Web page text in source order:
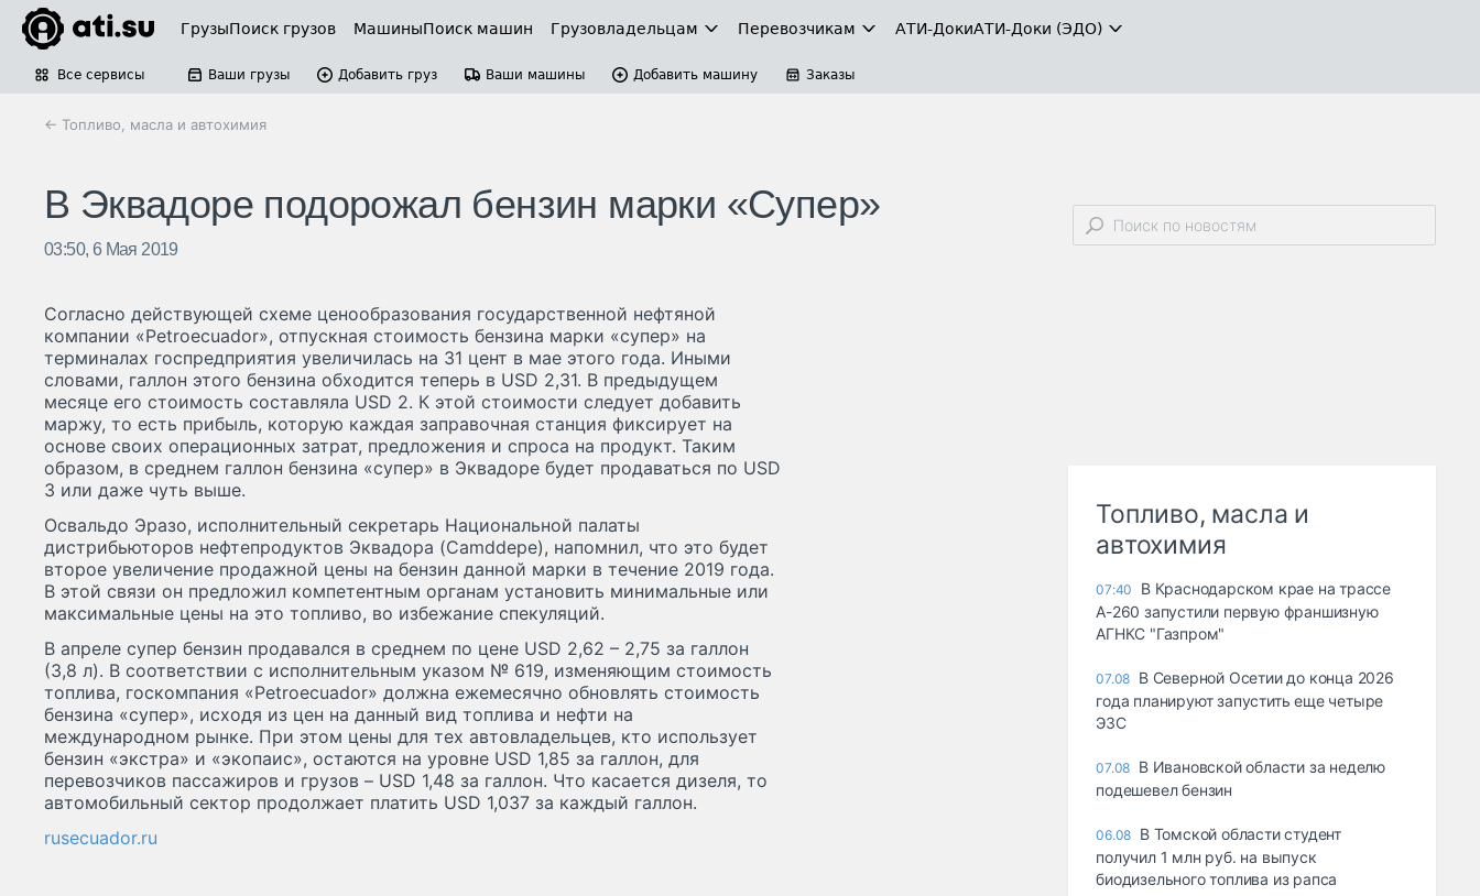
ГрузыПоиск грузов МашиныПоиск машин Грузовладельцам Перевозчикам АТИ-ДокиАТИ-Доки (ЭДО)
Все сервисы Ваши грузы Добавить груз Ваши машины Добавить машину Заказы
← Топливо, масла и автохимия
В Эквадоре подорожал бензин марки «Супер»
03:50, 6 Мая 2019
Согласно действующей схеме ценообразования государственной нефтяной
компании «Petroecuador», отпускная стоимость бензина марки «супер» на
терминалах госпредприятия увеличилась на 31 цент в мае этого года. Иными
словами, галлон этого бензина обходится теперь в USD 2,31. В предыдущем
месяце его стоимость составляла USD 2. К этой стоимости следует добавить
маржу, то есть прибыль, которую каждая заправочная станция фиксирует на
основе своих операционных затрат, предложения и спроса на продукт. Таким
образом, в среднем галлон бензина «супер» в Эквадоре будет продаваться по USD
3 или даже чуть выше.
Освальдо Эразо, исполнительный секретарь Национальной палаты
дистрибьюторов нефтепродуктов Эквадора (Camddepe), напомнил, что это будет
второе увеличение продажной цены на бензин данной марки в течение 2019 года.
В этой связи он предложил компетентным органам установить минимальные или
максимальные цены на это топливо, во избежание спекуляций.
В апреле супер бензин продавался в среднем по цене USD 2,62 – 2,75 за галлон
(3,8 л). В соответствии с исполнительным указом № 619, изменяющим стоимость
топлива, госкомпания «Petroecuador» должна ежемесячно обновлять стоимость
бензина «супер», исходя из цен на данный вид топлива и нефти на
международном рынке. При этом цены для тех автовладельцев, кто использует
бензин «экстра» и «экопаис», остаются на уровне USD 1,85 за галлон, для
перевозчиков пассажиров и грузов – USD 1,48 за галлон. Что касается дизеля, то
автомобильный сектор продолжает платить USD 1,037 за каждый галлон.
rusecuador.ru
Топливо, масла и
автохимия
07:40
В Краснодарском крае на трассе
А-260 запустили первую франшизную
АГНКС "Газпром"
07.08 В Северной Осетии до конца 2026
года планируют запустить еще четыре
ЭЗС
07.08 В Ивановской области за неделю
подешевел бензин
06.08 В Томской области студент
получил 1 млн руб. на выпуск
биодизельного топлива из рапса